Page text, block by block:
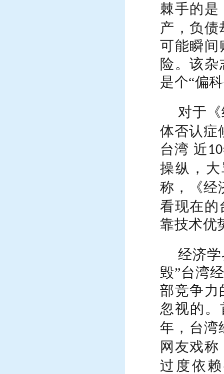
棘手的
产，负
可能瞬间
险。该
是个“偏
对于
体否认症
台湾 近10
操纵，
称，《经
看现在的
靠技术优
经济
毁”台湾
部竞争力
忽视的。
年，台湾
网友戏称
过度依